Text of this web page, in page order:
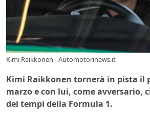
Kimi Raikkonen - Automotorinews.it
Kimi Raikkonen tornerà in pista il
marzo e con lui, come avversario,
dei tempi della Formula 1.